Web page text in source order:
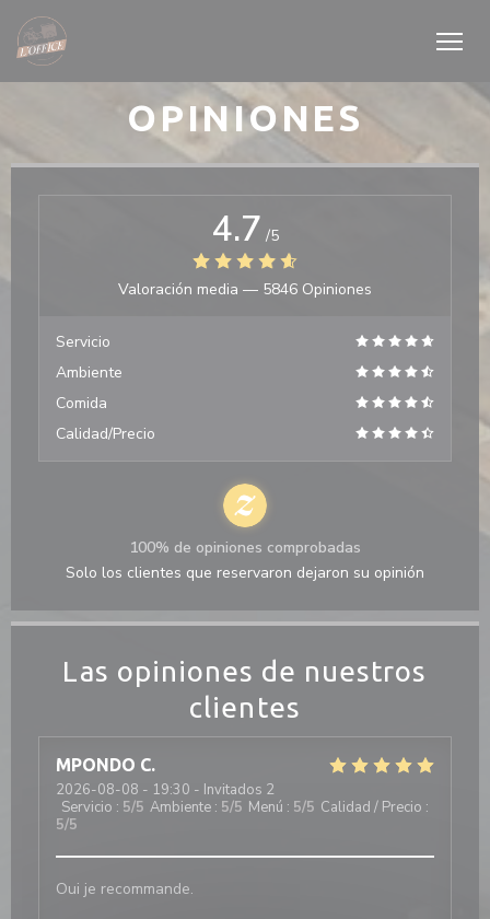
Personalización de sus opciones de cookies
OPINIONES
Las opiniones de nuestros
clientes
MPONDO C
2026-08-08 - 19:30 - Invitados 2
Servicio : 5/5 Ambiente : 5/5 Menú : 5/5 Calidad / Precio :
5/5
Oui je recommande.
4.7 /5
Valoración media — 5846 Opiniones
Servicio
Ambiente
Comida
Calidad/Precio
100% de opiniones comprobadas
Solo los clientes que reservaron dejaron su opinión